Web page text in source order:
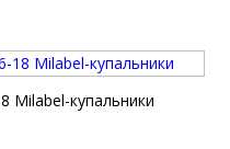
Milabel-купальники